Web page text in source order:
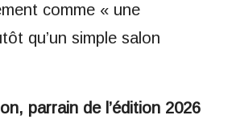
comme « une
qu’un simple salon
parrain de l’édition 2026